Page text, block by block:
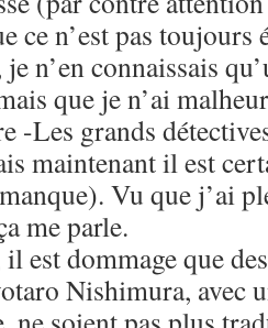
ce n’est pas
n’en connaissais
que je n’ai
-Les grands
maintenant il est
Vu que j’ai
me parle.
est dommage que
Nishimura, avec